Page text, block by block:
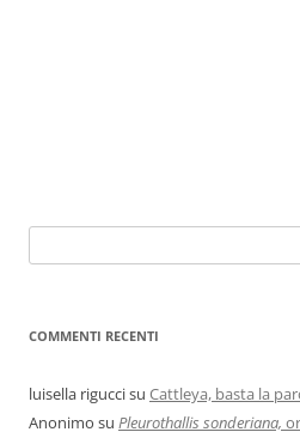
COMMENTI RECENTI
luisella riguccisu Cattleya, basta la
Anonimo su Pleurothallis sonderiana,